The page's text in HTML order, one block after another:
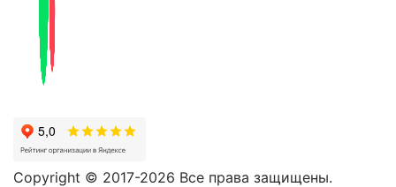
Copyright © 2017-2026 Все права защищены.